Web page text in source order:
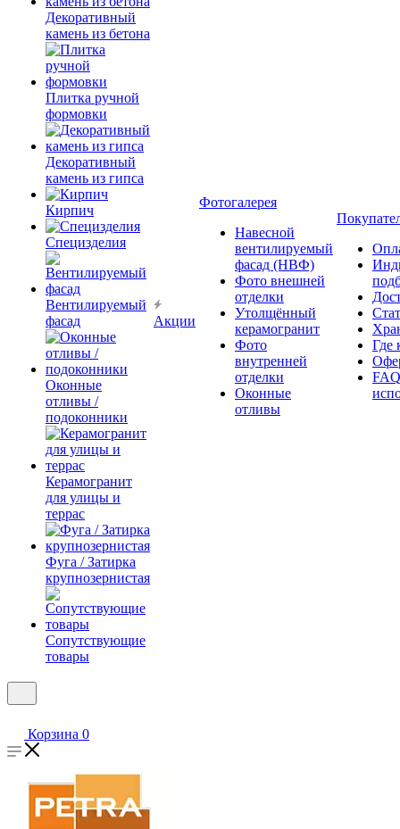
Декоративный
камень из бетона
Плитка ручной
формовки
Декоративный
камень из гипса
Кирпич
Специзделия
Вентилируемый
фасад
Оконные
отливы /
подоконники
Керамогранит
для улицы и
террас
Фуга / Затирка
крупнозернистая
Сопутствующие
товары
Акции
Фотогалерея
Навесной
вентилируемый
фасад (НВФ)
Фото внешней
отделки
Утолщённый
керамогранит
Фото
внутренней
отделки
Оконные
отливы
Где
Корзина 0